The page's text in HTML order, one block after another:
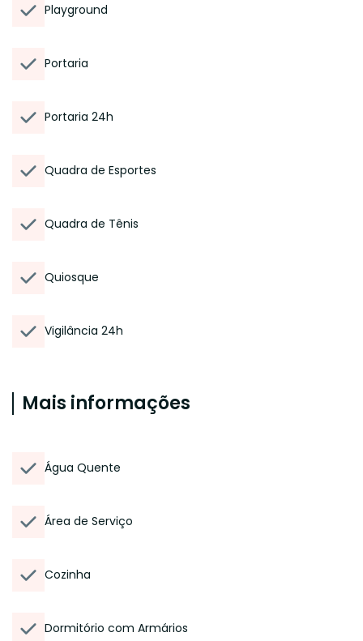
Playground
Portaria
Portaria 24h
Quadra de Esportes
Quadra de Tênis
Quiosque
Vigilância 24h
Mais informações
Água Quente
Área de Serviço
Cozinha
Dormitório com Armários